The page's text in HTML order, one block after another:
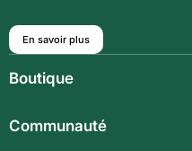
En savoir plus
Boutique
Communauté